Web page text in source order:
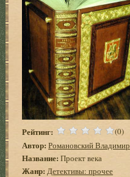
Рейтинг: (0)
Автор: Романовский Владимир
Название: Проект века
Жанр: Детективы: прочее